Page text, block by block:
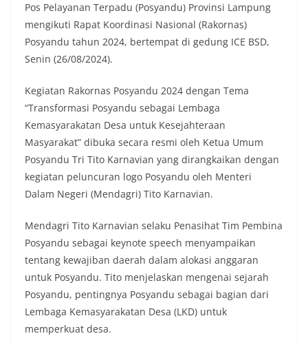
Pos Pelayanan Terpadu (Posyandu) Provinsi Lampung
mengikuti Rapat Koordinasi Nasional (Rakornas)
Posyandu tahun 2024, bertempat di gedung ICE BSD,
Senin (26/08/2024).
Kegiatan Rakornas Posyandu 2024 dengan Tema
“Transformasi Posyandu sebagai Lembaga
Kemasyarakatan Desa untuk Kesejahteraan
Masyarakat” dibuka secara resmi oleh Ketua Umum
Posyandu Tri Tito Karnavian yang dirangkaikan dengan
kegiatan peluncuran logo Posyandu oleh Menteri
Dalam Negeri (Mendagri) Tito Karnavian.
Mendagri Tito Karnavian selaku Penasihat Tim Pembina
Posyandu sebagai keynote speech menyampaikan
tentang kewajiban daerah dalam alokasi anggaran
untuk Posyandu. Tito menjelaskan mengenai sejarah
Posyandu, pentingnya Posyandu sebagai bagian dari
Lembaga Kemasyarakatan Desa (LKD) untuk
memperkuat desa.